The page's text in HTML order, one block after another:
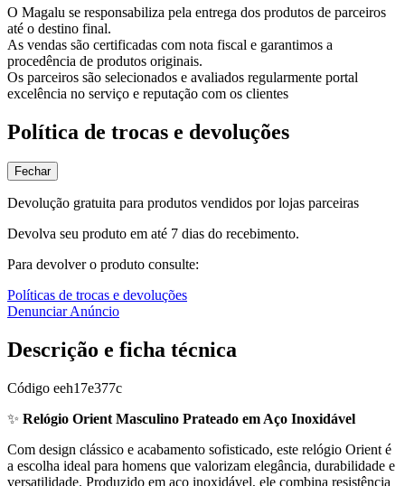
O Magalu se responsabiliza pela entrega dos produtos de parceiros
até o destino final.
As vendas são certificadas com nota fiscal e garantimos a
procedência de produtos originais.
Os parceiros são selecionados e avaliados regularmente portal
excelência no serviço e reputação com os clientes
Política de trocas e devoluções
Fechar
Devolução gratuita para produtos vendidos por lojas parceiras
Devolva seu produto em até 7 dias do recebimento.
Para devolver o produto consulte:
Políticas de trocas e devoluções
Denunciar Anúncio
Descrição e ficha técnica
Código eeh17e377c
✨ Relógio Orient Masculino Prateado em Aço Inoxidável
Com design clássico e acabamento sofisticado, este relógio Orient é
a escolha ideal para homens que valorizam elegância, durabilidade e
versatilidade. Produzido em aço inoxidável, ele combina resistência